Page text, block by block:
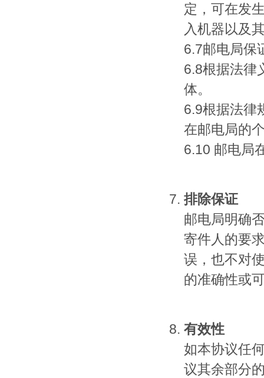
定，可在发
入机器以及
6.7邮电局保
6.8根据法律
体。
6.9根据法律
在邮电局的
6.10 邮电局
排除保证
邮电局明确
寄件人的要
误，也不对
的准确性或
有效性
如本协议任
议其余部分